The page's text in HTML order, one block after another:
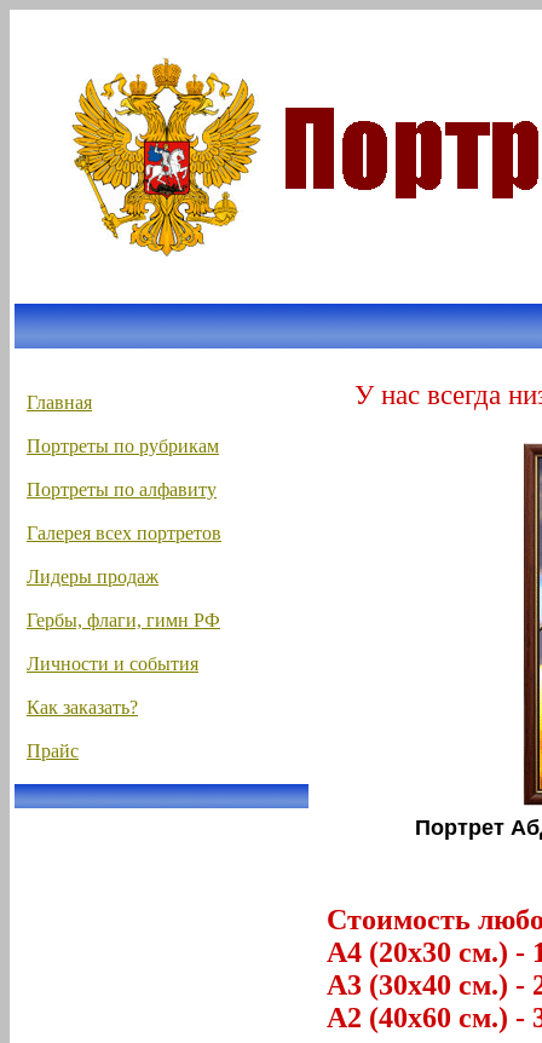
Главная
Портреты по рубрикам
Портреты по алфавиту
Галерея всех портретов
Лидеры продаж
Гербы, флаги, гимн РФ
Личности и события
Как заказать?
Прайс
У нас всегда
Портрет
Стоимость
А4 (20х30 см.) -
А3 (30х40 см.) -
А2 (40х60 см.) -